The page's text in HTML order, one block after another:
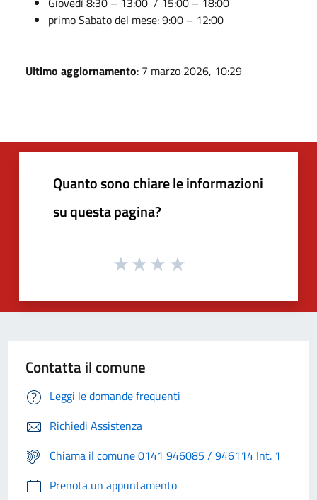
primo Sabato del mese: 9:00 – 12:00
Ultimo aggiornamento: 7 marzo 2026, 10:29
Quanto sono chiare le informazioni
su questa pagina?
Contatta il comune
Leggi le domande frequenti
Richiedi Assistenza
Chiama il comune 0141 946085 / 946114 Int. 1
Prenota un appuntamento